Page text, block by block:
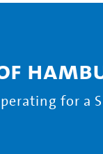
for a